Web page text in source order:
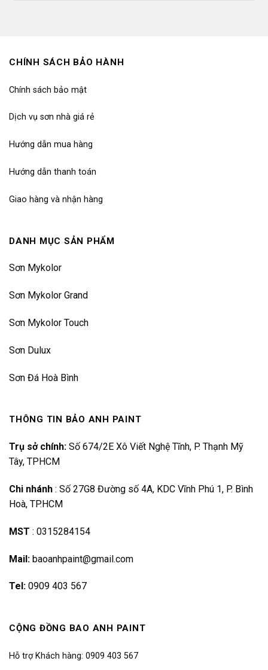
CHÍNH SÁCH BẢO HÀNH
Chính sách bảo mật
Dịch vụ sơn nhà giá rẻ
Hướng dẫn mua hàng
Hướng dẫn thanh toán
Giao hàng và nhận hàng
DANH MỤC SẢN PHẨM
Sơn Mykolor
Sơn Mykolor Grand
Sơn Mykolor Touch
Sơn Dulux
Sơn Đá Hoà Bình
THÔNG TIN BẢO ANH PAINT
Trụ sở chính: Số 674/2E Xô Viết Nghệ Tĩnh, P. Thạnh Mỹ
Tây, TPHCM
Chi nhánh : Số 27G8 Đường số 4A, KDC Vĩnh Phú 1, P. Bình
Hoà, TP.HCM
MST : 0315284154
Mail: baoanhpaint@gmail.com
Tel: 0909 403 567
CỘNG ĐỒNG BAO ANH PAINT
Hỗ trợ Khách hàng: 0909 403 567